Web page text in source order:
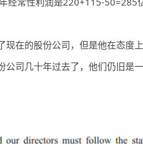
在的股份公司，但是他在态度
司几十年过去了，他们仍旧是